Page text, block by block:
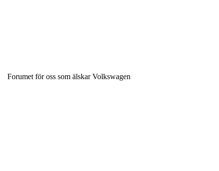
Forumet för oss som älskar Volkswagen